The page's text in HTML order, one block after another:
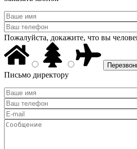
Пожалуйста, докажите, что вы
Письмо директору